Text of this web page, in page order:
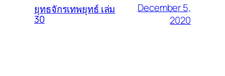
ยุทธจักรเทพยุทธ์ เล่ม
30
December 5,
2020